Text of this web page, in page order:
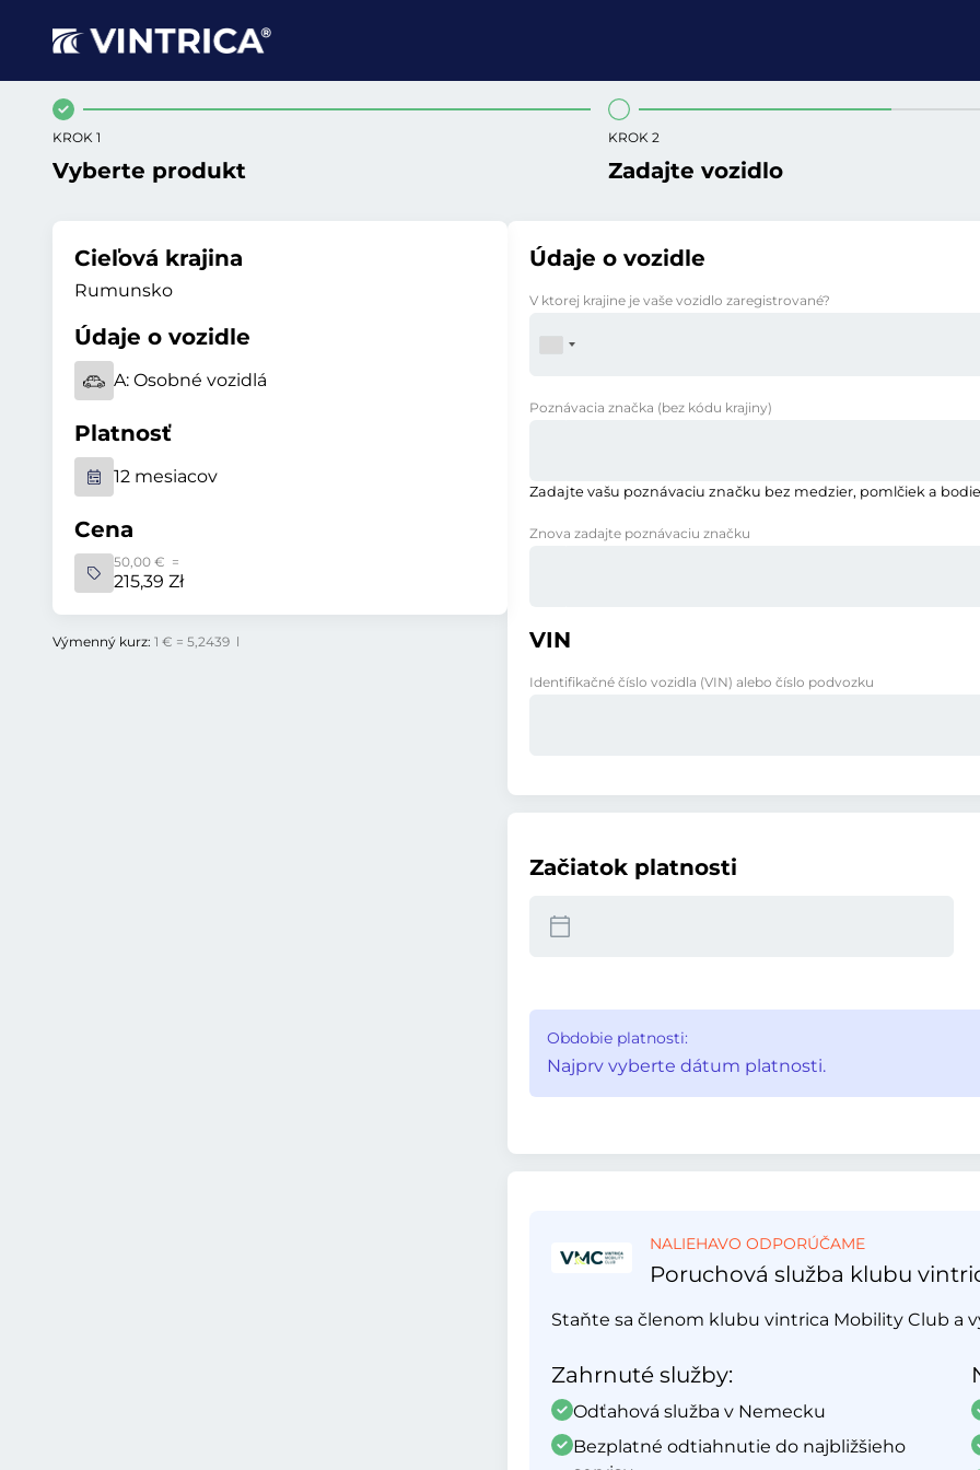
KROK 1
Vyberte produkt
KROK 2
Zadajte vozidlo
Cieľová krajina
Rumunsko
Údaje o vozidle
A: Osobné vozidlá
Platnosť
12 mesiacov
Cena
50,00 € =
215,39 Zł
Výmenný kurz: 1 € = 5,2439 l
Údaje o vozidle
V ktorej krajine je vaše vozidlo zaregistrované?
Poznávacia značka (bez kódu krajiny)
Zadajte vašu poznávaciu značku bez medzier, pomlčiek a
Znova zadajte poznávaciu značku
VIN
Identifikačné číslo vozidla (VIN) alebo číslo podvozku
Začiatok platnosti
Obdobie platnosti:
Najprv vyberte dátum platnosti.
NALIEHAVO ODPORÚČAME
Poruchová služba klubu
Staňte sa členom klubu vintrica Mobility Club a
Zahrnuté služby:
Odťahová služba v Nemecku
Bezplatné odtiahnutie do najbližšieho